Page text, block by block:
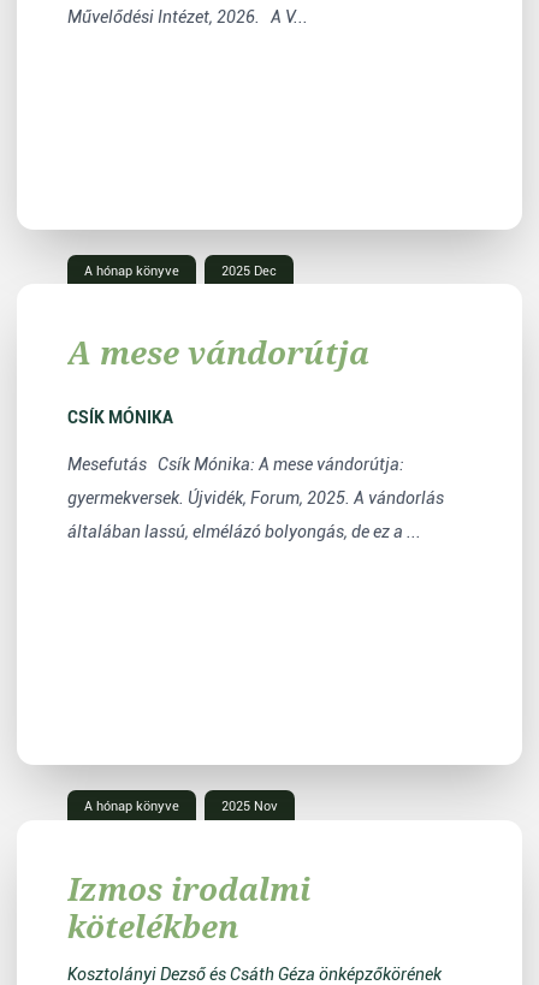
Művelődési Intézet, 2026. A V...
A hónap könyve 2025 Dec
A mese vándorútja
CSÍK MÓNIKA
Mesefutás Csík Mónika: A mese vándorútja:
gyermekversek. Újvidék, Forum, 2025. A vándorlás
általában lassú, elmélázó bolyongás, de ez a ...
A hónap könyve 2025 Nov
Izmos irodalmi
kötelékben
Kosztolányi Dezső és Csáth Géza önképzőkörének